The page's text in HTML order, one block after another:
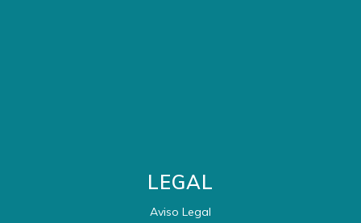
LEGAL
Aviso Legal